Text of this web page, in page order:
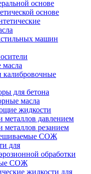
основе
основе
машин
калибровочные
для бетона
масла
жидкости
металлов давлением
металлов резанием
СОЖ
для
обработки
СОЖ
жидкости для